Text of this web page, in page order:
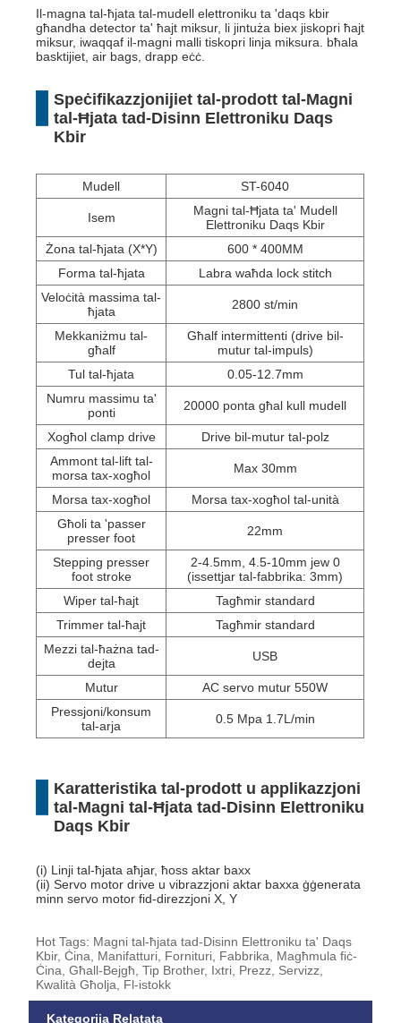
Il-magna tal-ħjata tal-mudell elettroniku ta 'daqs kbir
għandha detector ta' ħajt miksur, li jintuża biex jiskopri ħajt
miksur, iwaqqaf il-magni malli tiskopri linja miksura. bħala
basktijiet, air bags, drapp eċċ.
Speċifikazzjonijiet tal-prodott tal-Magni
tal-Ħjata tad-Disinn Elettroniku Daqs
Kbir
Mudell ST-6040
Isem
Magni tal-Ħjata ta' Mudell
Elettroniku Daqs Kbir
Żona tal-ħjata (X*Y)
600 * 400MM
Forma tal-ħjata
Labra waħda lock stitch
Veloċità massima tal-
ħjata
2800 st/min
Mekkaniżmu tal-
għalf
Għalf intermittenti (drive bil-
mutur tal-impuls)
Tul tal-ħjata
0.05-12.7mm
Numru massimu ta'
ponti
20000 ponta għal kull mudell
Xogħol clamp drive
Drive bil-mutur tal-polz
Ammont tal-lift tal-
morsa tax-xogħol
Max 30mm
Morsa tax-xogħol
Morsa tax-xogħol tal-unità
Għoli ta 'passer
presser foot
22mm
Stepping presser
foot stroke
2-4.5mm, 4.5-10mm jew 0
(issettjar tal-fabbrika: 3mm)
Wiper tal-ħajt
Tagħmir standard
Trimmer tal-ħajt
Tagħmir standard
Mezzi tal-ħażna tad-
dejta
USB
Mutur
AC servo mutur 550W
Pressjoni/konsum
tal-arja
0.5 Mpa 1.7L/min
Karatteristika tal-prodott u applikazzjoni
tal-Magni tal-Ħjata tad-Disinn Elettroniku
Daqs Kbir
(i) Linji tal-ħjata aħjar, ħoss aktar baxx
(ii) Servo motor drive u vibrazzjoni aktar baxxa ġġenerata
minn servo motor fid-direzzjoni X, Y
Hot Tags: Magni tal-ħjata tad-Disinn Elettroniku ta' Daqs
Kbir, Ċina, Manifatturi, Fornituri, Fabbrika, Magħmula fiċ-
Ċina, Għall-Bejgħ, Tip Brother, Ixtri, Prezz, Servizz,
Kwalità Għolja, Fl-istokk
Kategorija Relatata